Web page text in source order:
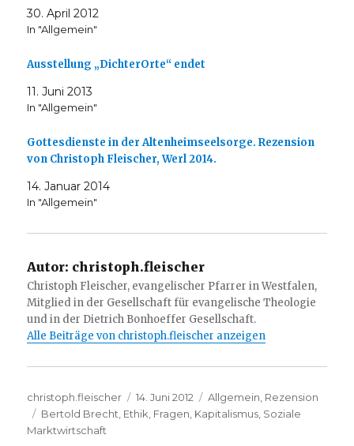
30. April 2012
In "Allgemein"
Ausstellung „DichterOrte“ endet
11. Juni 2013
In "Allgemein"
Gottesdienste in der Altenheimseelsorge. Rezension
von Christoph Fleischer, Werl 2014.
14. Januar 2014
In "Allgemein"
Autor: christoph.fleischer
Christoph Fleischer, evangelischer Pfarrer in Westfalen,
Mitglied in der Gesellschaft für evangelische Theologie
und in der Dietrich Bonhoeffer Gesellschaft.
Alle Beiträge von christoph.fleischer anzeigen
Autor
christoph.fleischer
Veröffentlicht
am
14. Juni 2012 Kategorien
Allgemein Rezension
Schlagwörter
Bertold Brecht Ethik Fragen Kapitalismus Soziale
Marktwirtschaft